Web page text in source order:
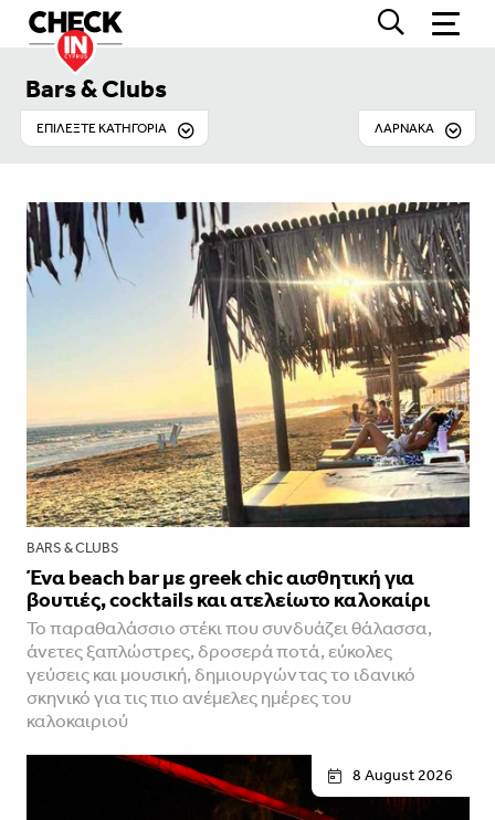
Bars & Clubs
EΠΙΛΕΞΤΕ ΚΑΤΗΓΟΡΙΑ ΛΆΡΝΑΚΑ
BARS & CLUBS
Ένα beach bar με greek chic αισθητική για
βουτιές, cocktails και ατελείωτο καλοκαίρι
Το παραθαλάσσιο στέκι που συνδυάζει θάλασσα,
άνετες ξαπλώστρες, δροσερά ποτά, εύκολες
γεύσεις και μουσική, δημιουργώντας το ιδανικό
σκηνικό για τις πιο ανέμελες ημέρες του
καλοκαιριού
8 August 2026